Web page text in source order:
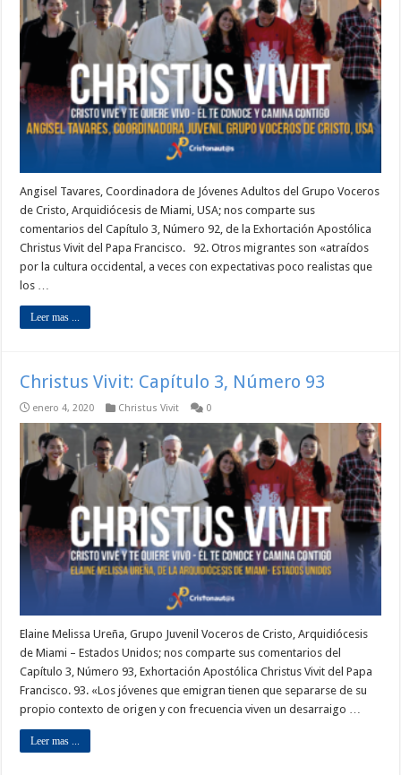
Angisel Tavares, Coordinadora de Jóvenes Adultos del Grupo Voceros
de Cristo, Arquidiócesis de Miami, USA; nos comparte sus
comentarios del Capítulo 3, Número 92, de la Exhortación Apostólica
Christus Vivit del Papa Francisco. 92. Otros migrantes son «atraídos
por la cultura occidental, a veces con expectativas poco realistas que
los …
Leer mas ...
Christus Vivit: Capítulo 3, Número 93
enero 4, 2020 Christus Vivit 0
Elaine Melissa Ureña, Grupo Juvenil Voceros de Cristo, Arquidiócesis
de Miami – Estados Unidos; nos comparte sus comentarios del
Capítulo 3, Número 93, Exhortación Apostólica Christus Vivit del Papa
Francisco. 93. «Los jóvenes que emigran tienen que separarse de su
propio contexto de origen y con frecuencia viven un desarraigo …
Leer mas ...